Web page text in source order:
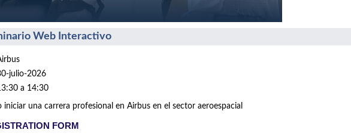
Web Interactivo
julio-2026
a 14:30
iniciar una carrera profesional en Airbus en el sector aeroespacial
FORM